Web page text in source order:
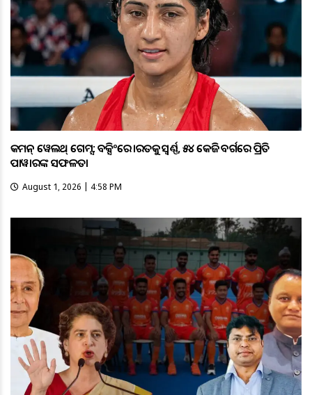
କମନ୍ ୱେଲଥ୍ ଗେମ୍ସ: ବକ୍ସିଂରେ ଭାରତକୁ ସ୍ବର୍ଣ୍ଣ, ୫୪ କେଜି ବର୍ଗରେ ପ୍ରିତି
ପାୱାରଙ୍କ ସଫଳତା
August 1, 2026 | 4:58 PM